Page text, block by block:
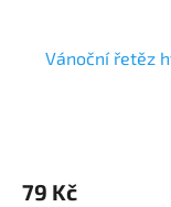
Vánoční řetěz
79 Kč